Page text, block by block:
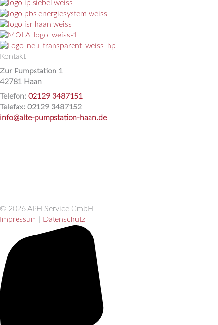
Kontakt
Zur Pumpstation 1
42781 Haan
Telefon: 02129 3487151
Telefax: 02129 3487152
info@alte-pumpstation-haan.de
© 2026 APH Service GmbH
Impressum
Datenschutz